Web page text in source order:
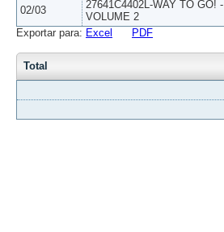
02/03
27641C4402L-WAY TO GO! -
VOLUME 2
Exportar para: Excel PDF
Total